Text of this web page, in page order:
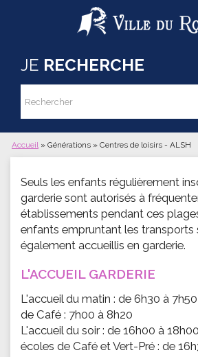
Aller au contenu principal
JE RECHERCHE
Formulaire de
Rechercher
Vous êtes ici
Accueil » Générations » Centres de loisirs - ALSH
Seuls les enfants régulièrement
garderie sont autorisés à
établissements pendant ces
enfants empruntant les transports
également accueillis en garderie.
L'ACCUEIL GARDERIE
L'accueil du matin : de 6h30 à
de Café : 7h00 à 8h20
L'accueil du soir : de 16h00 à
écoles de Café et Vert-Pré : de